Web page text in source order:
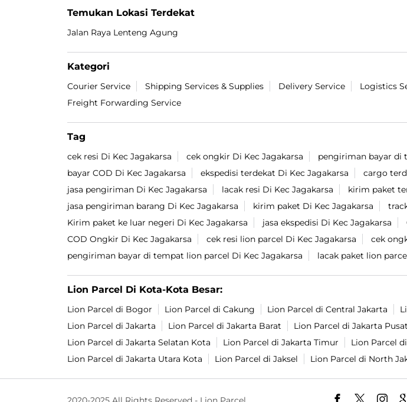
Temukan Lokasi Terdekat
Jalan Raya Lenteng Agung
Kategori
Courier Service Shipping Services & Supplies Delivery Service Logistics
Freight Forwarding Service
Tag
cek resi Di Kec Jagakarsa cek ongkir Di Kec Jagakarsa pengiriman bayar di
bayar COD Di Kec Jagakarsa
ekspedisi terdekat Di Kec Jagakarsa cargo
jasa pengiriman Di Kec Jagakarsa
lacak resi Di Kec Jagakarsa kirim paket
jasa pengiriman barang Di Kec Jagakarsa
kirim paket Di Kec Jagakarsa
Kirim paket ke luar negeri Di Kec Jagakarsa
jasa ekspedisi Di Kec Jagakarsa
COD Ongkir Di Kec Jagakarsa
cek resi lion parcel Di Kec Jagakarsa
cek
pengiriman bayar di tempat lion parcel Di Kec Jagakarsa
lacak paket lion
Lion Parcel Di Kota-Kota Besar:
Lion Parcel di Bogor Lion Parcel di Cakung Lion Parcel di Central Jakarta
Lion Parcel di Jakarta
Lion Parcel di Jakarta Barat Lion Parcel di Jakarta Pusat
Lion Parcel di Jakarta Selatan Kota
Lion Parcel di Jakarta Timur Lion Parcel
Lion Parcel di Jakarta Utara Kota
Lion Parcel di Jaksel Lion Parcel di North